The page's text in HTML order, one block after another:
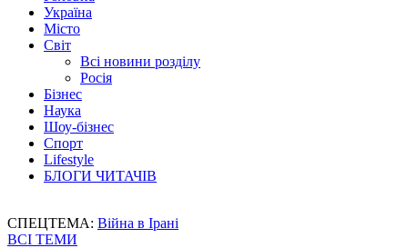
Україна
Місто
Світ
Всі новини розділу
Росія
Бізнес
Наука
Шоу-бізнес
Спорт
Lifestyle
БЛОГИ ЧИТАЧІВ
СПЕЦТЕМА: Війна в Ірані
ВСІ ТЕМИ